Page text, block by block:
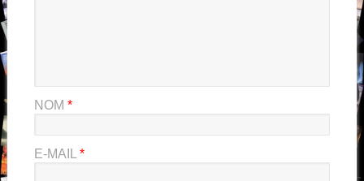
NOM *
E-MAIL *